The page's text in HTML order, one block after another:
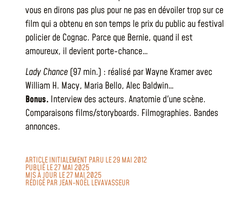
vous en dirons pas plus pour ne pas en dévoiler trop sur ce
film qui a obtenu en son temps le prix du public au festival
policier de Cognac. Parce que Bernie, quand il est
amoureux, il devient porte-chance…
Lady Chance (97 min.) : réalisé par Wayne Kramer avec
William H. Macy, Maria Bello, Alec Baldwin…
Bonus. Interview des acteurs. Anatomie d'une scène.
Comparaisons films/storyboards. Filmographies. Bandes
annonces.
ARTICLE INITIALEMENT PARU LE 29 MAI 2012
PUBLIÉ LE 27 MAI 2025
MIS À JOUR LE 27 MAI 2025
RÉDIGÉ PARJEAN-NOËL LEVAVASSEUR